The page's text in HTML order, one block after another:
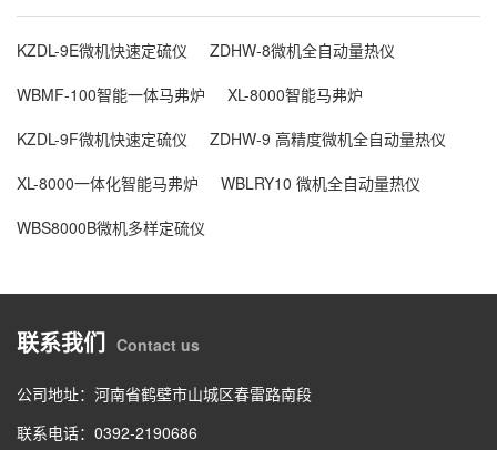
KZDL-9E微机快速定硫仪
ZDHW-8微机全自动量热仪
WBMF-100智能一体马弗炉
XL-8000智能马弗炉
KZDL-9F微机快速定硫仪
ZDHW-9 高精度微机全自动量热仪
XL-8000一体化智能马弗炉
WBLRY10 微机全自动量热仪
WBS8000B微机多样定硫仪
联系我们 Contact us
公司地址：河南省鹤壁市山城区春雷路南段
联系电话：0392-2190686